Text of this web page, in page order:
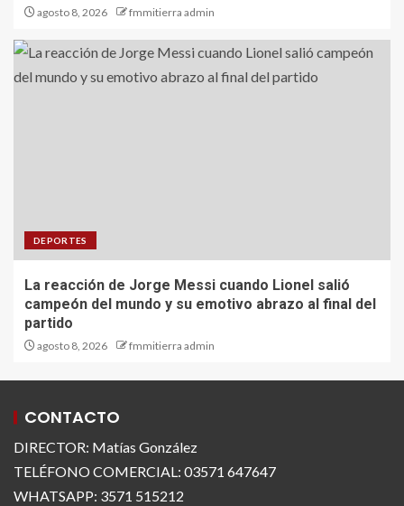
agosto 8, 2026 fmmitierra admin
DEPORTES
La reacción de Jorge Messi cuando Lionel salió
campeón del mundo y su emotivo abrazo al final del
partido
agosto 8, 2026 fmmitierra admin
CONTACTO
DIRECTOR: Matías González
TELÉFONO COMERCIAL: 03571 647647
WHATSAPP: 3571 515212